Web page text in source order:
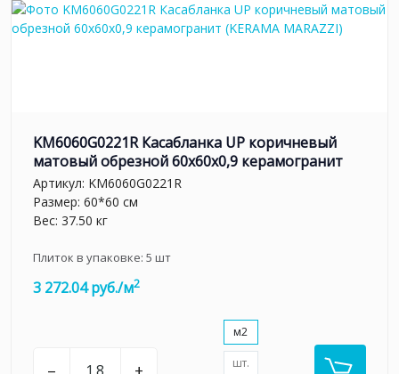
KM6060G0221R Касабланка UP коричневый
матовый обрезной 60x60x0,9 керамогранит
Артикул: KM6060G0221R
Размер: 60*60 см
Вес: 37.50 кг
Плиток в упаковке: 5 шт
3 272.04 руб./м2
м2
шт.